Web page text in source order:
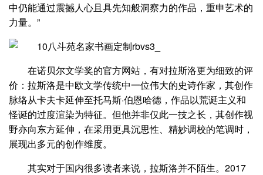
中仍能通过震撼人心且具先知般洞察力的作品，重申艺术的
力量。”
在诺贝尔文学奖的官方网站，有对拉斯洛更为细致的评
价：拉斯洛是中欧文学传统中一位伟大的史诗作家，其创作
脉络从卡夫卡延伸至托马斯·伯恩哈德，作品以荒诞主义和
怪诞的过度渲染为特征。但他并非仅此一技之长，其创作视
野亦向东方延伸，在采用更具沉思性、精妙调校的笔调时，
展现出多元的创作维度。
其实对于国内很多读者来说，拉斯洛并不陌生。2017